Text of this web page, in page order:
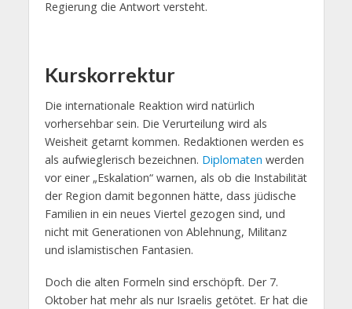
Regierung die Antwort versteht.
Kurskorrektur
Die internationale Reaktion wird natürlich
vorhersehbar sein. Die Verurteilung wird als
Weisheit getarnt kommen. Redaktionen werden es
als aufwieglerisch bezeichnen. Diplomaten werden
vor einer „Eskalation“ warnen, als ob die Instabilität
der Region damit begonnen hätte, dass jüdische
Familien in ein neues Viertel gezogen sind, und
nicht mit Generationen von Ablehnung, Militanz
und islamistischen Fantasien.
Doch die alten Formeln sind erschöpft. Der 7.
Oktober hat mehr als nur Israelis getötet. Er hat die